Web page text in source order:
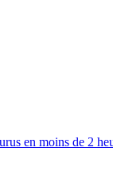
en moins de 2